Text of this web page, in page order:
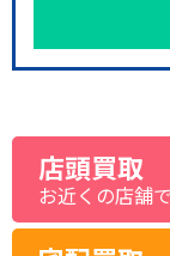
店頭買取
お近くの店舗